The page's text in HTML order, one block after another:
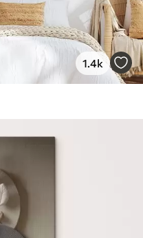
1.4k